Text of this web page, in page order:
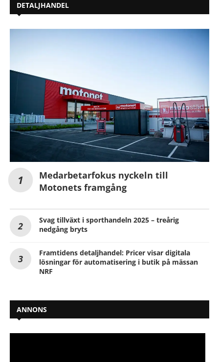
DETALJHANDEL
Medarbetarfokus nyckeln till
Motonets framgång
Svag tillväxt i sporthandeln 2025 – treårig
nedgång bryts
Framtidens detaljhandel: Pricer visar digitala
lösningar för automatisering i butik på mässan
NRF
ANNONS